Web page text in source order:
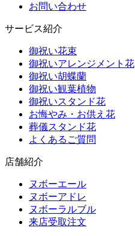
お問い合わせ
サービス紹介
御祝い花束
御祝いアレンジメント花
御祝い胡蝶蘭
御祝い観葉植物
御祝いスタンド花
お悔やみ・お供え花
葬儀スタンド花
よくあるご質問
店舗紹介
ヌボーエール
ヌボーアドレ
ヌボーラルブル
来店受取注文